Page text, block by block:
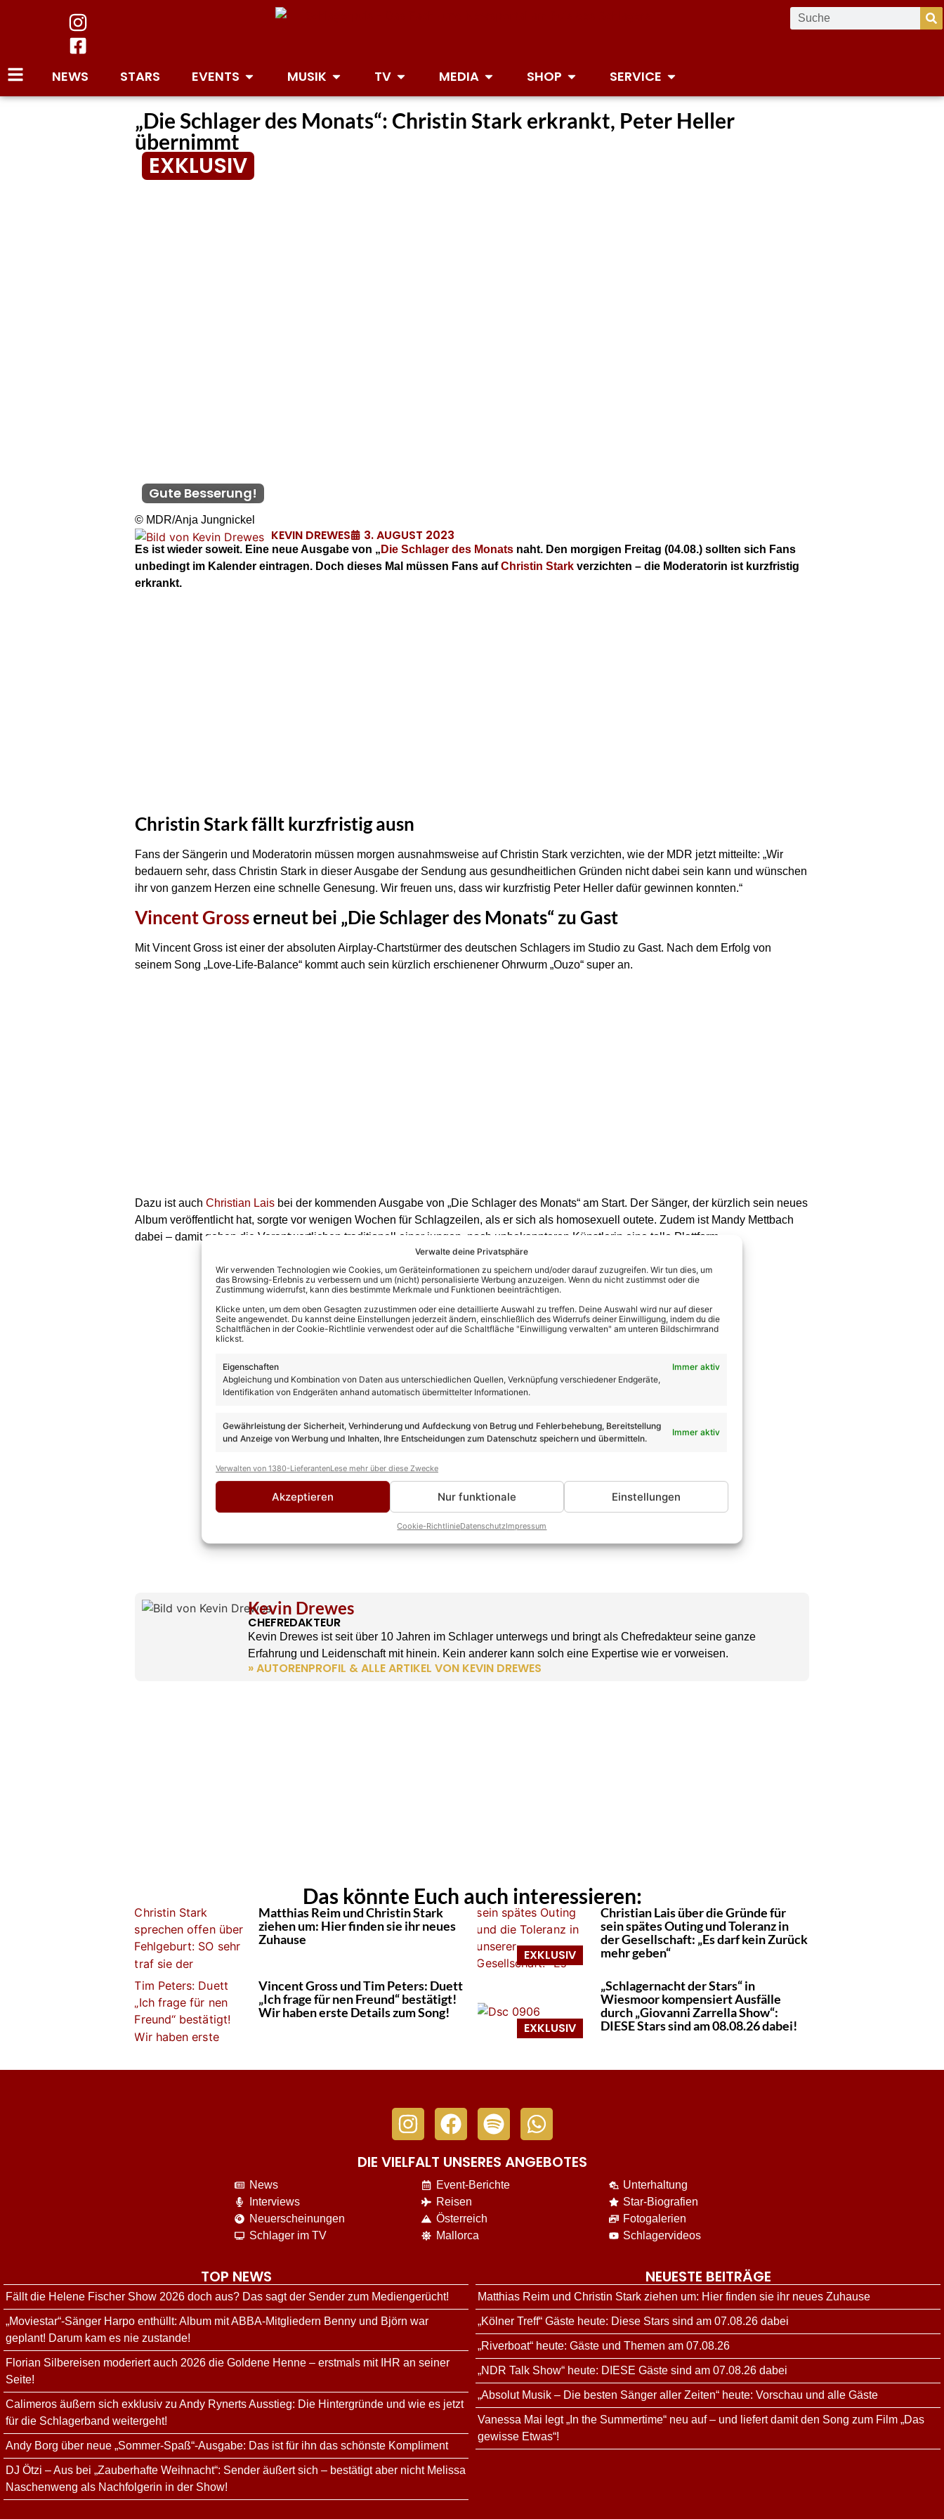
Verwalte deine Privatsphäre
Wir verwenden Technologien wie Cookies, um Geräteinformationen zu speichern und/oder darauf zuzugreifen. Wir tun dies, um
das Browsing-Erlebnis zu verbessern und um (nicht) personalisierte Werbung anzuzeigen. Wenn du nicht zustimmst oder die
Zustimmung widerrufst, kann dies bestimmte Merkmale und Funktionen beeinträchtigen.
Klicke unten, um dem oben Gesagten zuzustimmen oder eine detaillierte Auswahl zu treffen. Deine Auswahl wird nur auf dieser
Seite angewendet. Du kannst deine Einstellungen jederzeit ändern, einschließlich des Widerrufs deiner Einwilligung, indem du die
Schaltflächen in der Cookie-Richtlinie verwendest oder auf die Schaltfläche "Einwilligung verwalten" am unteren Bildschirmrand
klickst.
Eigenschaften
Immer aktiv
Abgleichung und Kombination von Daten aus unterschiedlichen Quellen, Verknüpfung verschiedener Endgeräte,
Identifikation von Endgeräten anhand automatisch übermittelter Informationen.
Gewährleistung der Sicherheit, Verhinderung und Aufdeckung von Betrug und Fehlerbehebung, Bereitstellung
und Anzeige von Werbung und Inhalten, Ihre Entscheidungen zum Datenschutz speichern und übermitteln.
Immer aktiv
Verwalten von 1380-LieferantenLese mehr über diese Zwecke
Akzeptieren Nur funktionale Einstellungen
Cookie-RichtlinieDatenschutzImpressum
NEWS STARS EVENTS MUSIK TV MEDIA SHOP SERVICE
„Die Schlager des Monats“: Christin Stark erkrankt, Peter Heller
übernimmt
EXKLUSIV
Gute Besserung!
© MDR/Anja Jungnickel
KEVIN DREWES 3. AUGUST 2023
Es ist wieder soweit. Eine neue Ausgabe von „ Die Schlager des Monats naht. Den morgigen Freitag (04.08.) sollten sich Fans
unbedingt im Kalender eintragen. Doch dieses Mal müssen Fans aufChristin Stark verzichten – die Moderatorin ist kurzfristig
erkrankt.
Christin Stark fällt kurzfristig ausn
Fans der Sängerin und Moderatorin müssen morgen ausnahmsweise auf Christin Stark verzichten, wie der MDR jetzt mitteilte: „Wir
bedauern sehr, dass Christin Stark in dieser Ausgabe der Sendung aus gesundheitlichen Gründen nicht dabei sein kann und wünschen
ihr von ganzem Herzen eine schnelle Genesung. Wir freuen uns, dass wir kurzfristig Peter Heller dafür gewinnen konnten.“
Vincent Grosserneut bei „Die Schlager des Monats“ zu Gast
Mit Vincent Gross ist einer der absoluten Airplay-Chartstürmer des deutschen Schlagers im Studio zu Gast. Nach dem Erfolg von
seinem Song „Love-Life-Balance“ kommt auch sein kürzlich erschienener Ohrwurm „Ouzo“ super an.
Dazu ist auch Christian Lais bei der kommenden Ausgabe von „Die Schlager des Monats“ am Start. Der Sänger, der kürzlich sein neues
Album veröffentlicht hat, sorgte vor wenigen Wochen für Schlagzeilen, als er sich als homosexuell outete. Zudem ist Mandy Mettbach
dabei – damit geben die Verantwortlichen traditionell einer jungen, noch unbekannteren Künstlerin eine tolle Plattform.
Kevin Drewes
CHEFREDAKTEUR
Kevin Drewes ist seit über 10 Jahren im Schlager unterwegs und bringt als Chefredakteur seine ganze
Erfahrung und Leidenschaft mit hinein. Kein anderer kann solch eine Expertise wie er vorweisen.
» AUTORENPROFIL & ALLE ARTIKEL VON KEVIN DREWES
Das könnte Euch auch interessieren:
Matthias Reim und Christin Stark
ziehen um: Hier finden sie ihr neues
Zuhause
Christian Lais über die Gründe für
sein spätes Outing und Toleranz in
der Gesellschaft: „Es darf kein Zurück
mehr geben“
Vincent Gross und Tim Peters: Duett
„Ich frage für nen Freund“ bestätigt!
Wir haben erste Details zum Song!
„Schlagernacht der Stars“ in
Wiesmoor kompensiert Ausfälle
durch „Giovanni Zarrella Show“:
DIESE Stars sind am 08.08.26 dabei!
DIE VIELFALT UNSERES ANGEBOTES
News
Interviews
Neuerscheinungen
Schlager im TV
Event-Berichte
Reisen
Österreich
Mallorca
Unterhaltung
Star-Biografien
Fotogalerien
Schlagervideos
TOP NEWS
Fällt die Helene Fischer Show 2026 doch aus? Das sagt der Sender zum Mediengerücht!
„Moviestar“-Sänger Harpo enthüllt: Album mit ABBA-Mitgliedern Benny und Björn war
geplant! Darum kam es nie zustande!
Florian Silbereisen moderiert auch 2026 die Goldene Henne – erstmals mit IHR an seiner
Seite!
Calimeros äußern sich exklusiv zu Andy Rynerts Ausstieg: Die Hintergründe und wie es jetzt
für die Schlagerband weitergeht!
Andy Borg über neue „Sommer-Spaß“-Ausgabe: Das ist für ihn das schönste Kompliment
DJ Ötzi – Aus bei „Zauberhafte Weihnacht“: Sender äußert sich – bestätigt aber nicht Melissa
Naschenweng als Nachfolgerin in der Show!
NEUESTE BEITRÄGE
Matthias Reim und Christin Stark ziehen um: Hier finden sie ihr neues Zuhause
„Kölner Treff“ Gäste heute: Diese Stars sind am 07.08.26 dabei
„Riverboat“ heute: Gäste und Themen am 07.08.26
„NDR Talk Show“ heute: DIESE Gäste sind am 07.08.26 dabei
„Absolut Musik – Die besten Sänger aller Zeiten“ heute: Vorschau und alle Gäste
Vanessa Mai legt „In the Summertime“ neu auf – und liefert damit den Song zum Film „Das
gewisse Etwas“!